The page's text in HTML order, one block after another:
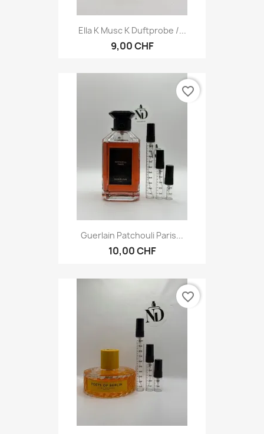
Ella K Musc K Duftprobe /...
9,00 CHF
Guerlain Patchouli Paris...
10,00 CHF
favorite_border
favorite_border